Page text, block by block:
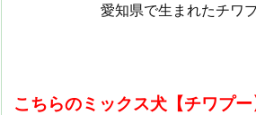
愛知県で生まれたチワ
こちらのミックス犬【チワプ